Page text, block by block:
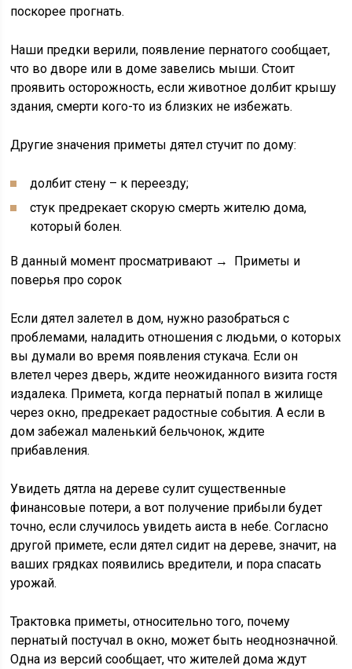
поскорее прогнать.
Наши предки верили, появление пернатого сообщает,
что во дворе или в доме завелись мыши. Стоит
проявить осторожность, если животное долбит крышу
здания, смерти кого-то из близких не избежать.
Другие значения приметы дятел стучит по дому:
долбит стену – к переезду;
стук предрекает скорую смерть жителю дома,
который болен.
В данный момент просматривают → Приметы и
поверья про сорок
Если дятел залетел в дом, нужно разобраться с
проблемами, наладить отношения с людьми, о которых
вы думали во время появления стукача. Если он
влетел через дверь, ждите неожиданного визита гостя
издалека. Примета, когда пернатый попал в жилище
через окно, предрекает радостные события. А если в
дом забежал маленький бельчонок, ждите
прибавления.
Увидеть дятла на дереве сулит существенные
финансовые потери, а вот получение прибыли будет
точно, если случилось увидеть аиста в небе. Согласно
другой примете, если дятел сидит на дереве, значит, на
ваших грядках появились вредители, и пора спасать
урожай.
Трактовка приметы, относительно того, почему
пернатый постучал в окно, может быть неоднозначной.
Одна из версий сообщает, что жителей дома ждут